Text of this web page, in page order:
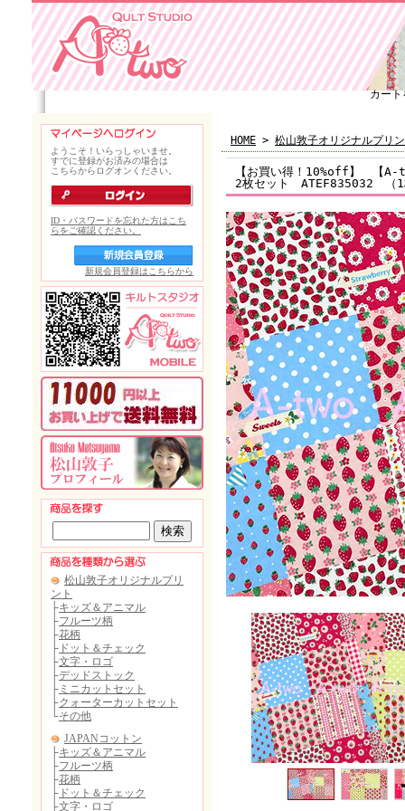
カート
HOME > 松山敦子オリジナルプリ
【お買い得！10%off】 【A-
2枚セット ATEF835032 （1